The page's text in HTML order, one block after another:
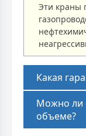
Эти краны
Какая
Можно ли
объеме?